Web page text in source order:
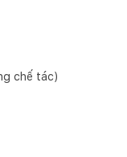
chế tác)